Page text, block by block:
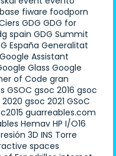
fiware foodporn
GDG GDG for
spain GDG Summit
España Generalitat
Google Assistant
Glass Google
of Code gran
GSOC gsoc 2016 gsoc
2020 gsoc 2021 GSoC
guarreables.com
Hemav HP I/O16
3D INS Torre
spaces